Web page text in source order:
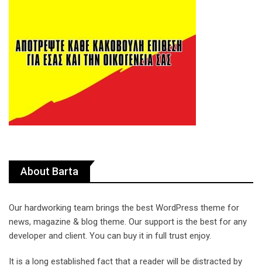
About Barta
Our hardworking team brings the best WordPress theme for
news, magazine & blog theme. Our support is the best for any
developer and client. You can buy it in full trust enjoy.
It is a long established fact that a reader will be distracted by